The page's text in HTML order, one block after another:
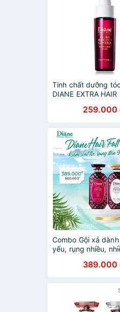
Tinh chất dưỡng
DIANE EXTRA HAIR
REVITALIZING
50ml
259.000
Combo Gội xả
yếu, rụng nhiều,
Control 450mlx2
389.000